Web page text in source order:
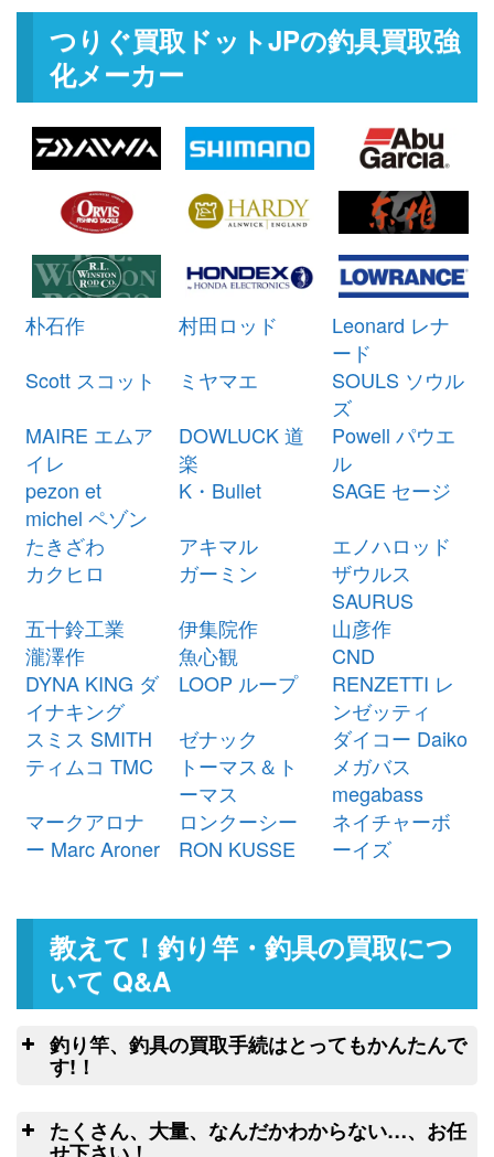
釣具買取クーポンturi20260307-
（2026/03/31迄）
ミヤマエ 電動リール コマンド X6
12V 未使用
釣具買取クーポン
turi20260307-
04（2026/03/31迄）
2026/03/07
ミヤマエ 電動リール ハイパワー
コマンド X5 CX-5 12V 未使用
釣具買取クーポン
05（2026/03/31迄）
21,000円
2026/03/07
シマノ ベイトリール 21 アンタレ
スDC XG 左 未使用
turi20260301
（2026/03/31迄）
28,500円
2026/03/07
スDC MD XG 右 未使用
釣具買取クーポンg-
turi20260302
（2026/03/31迄）
27,000円
2026/03/07
シマノ ベイトリール 20 カルカッ
タ コンクエスト DC 201HG 左 未
使用
turi20260303
（2026/03/31迄）
2026/03/07
シマノ ベイトリール 22 エクスセ
ンス DC XG 右 未使用
釣具買取クーポン
turi20260304
（2026/03/31迄）
24,000円
2026/03/07
シマノ ベイトリール 25 アルデバ
ラン DC 31XG 左 未使用
釣具買取クーポンg-
turi20260305（2026/03/31迄）
23,500円
2026/03/07
釣具買取クーポンg-
turi20260301 （2026/03/31迄）
2026/03/07
ダイワ ヘラ竿 枯法師N 13尺 未使
釣具買取クーポン
g-
turi20260302（2026/03/31迄）
ダイワ ヘラ竿 枯法師N 11尺 未使
釣具買取クーポンg-
つりぐ買取ドットJPの釣具買取強
化メーカー
朴石作 村田ロッド
Leonard レナ
ード
Scott スコット
ミヤマエ
SOULS ソウル
ズ
MAIRE エムア
イレ
DOWLUCK 道
楽
Powell パウエ
ル
pezon et
michel ペゾン
K・Bullet
SAGE セージ
たきざわ
アキマル
エノハロッド
カクヒロ
ガーミン
ザウルス
SAURUS
五十鈴工業
伊集院作
山彦作
瀧澤作
魚心観
CND
DYNA KING ダ
イナキング
LOOP ループ
RENZETTI レ
ンゼッティ
スミス SMITH
ゼナック
ダイコー Daiko
ティムコ TMC
トーマス＆ト
ーマス
メガバス
megabass
マークアロナ
ー Marc Aroner
ロンクーシー
RON KUSSE
ネイチャーボ
ーイズ
教えて！釣り竿・釣具の買取につ
いて Q&A
釣り竿、釣具の買取手続はとってもかんたんで
す!！
釣
こちらのフォームよりクロネコヤマトの
たくさん、大量、なんだかわからない…、お任